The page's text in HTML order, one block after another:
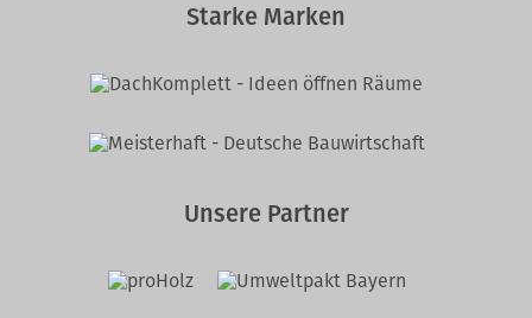
Starke Marken
Unsere Partner